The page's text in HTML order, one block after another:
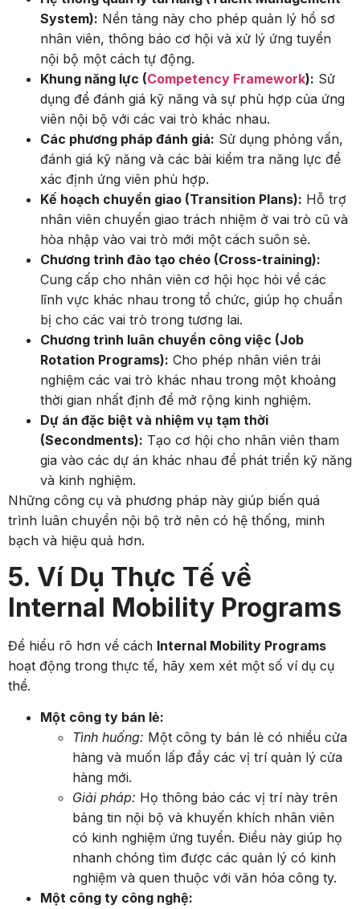
System): Nền tảng này cho phép quản lý hồ sơ
nhân viên, thông báo cơ hội và xử lý ứng tuyển
nội bộ một cách tự động.
Khung năng lực (Competency Framework): Sử
dụng để đánh giá kỹ năng và sự phù hợp của ứng
viên nội bộ với các vai trò khác nhau.
Các phương pháp đánh giá: Sử dụng phỏng vấn,
đánh giá kỹ năng và các bài kiểm tra năng lực để
xác định ứng viên phù hợp.
Kế hoạch chuyển giao (Transition Plans): Hỗ trợ
nhân viên chuyển giao trách nhiệm ở vai trò cũ và
hòa nhập vào vai trò mới một cách suôn sẻ.
Chương trình đào tạo chéo (Cross-training):
Cung cấp cho nhân viên cơ hội học hỏi về các
lĩnh vực khác nhau trong tổ chức, giúp họ chuẩn
bị cho các vai trò trong tương lai.
Chương trình luân chuyển công việc (Job
Rotation Programs): Cho phép nhân viên trải
nghiệm các vai trò khác nhau trong một khoảng
thời gian nhất định để mở rộng kinh nghiệm.
Dự án đặc biệt và nhiệm vụ tạm thời
(Secondments): Tạo cơ hội cho nhân viên tham
gia vào các dự án khác nhau để phát triển kỹ năng
và kinh nghiệm.
Những công cụ và phương pháp này giúp biến quá
trình luân chuyển nội bộ trở nên có hệ thống, minh
bạch và hiệu quả hơn.
5. Ví Dụ Thực Tế về
Internal Mobility Programs
Để hiểu rõ hơn về cách Internal Mobility Programs
hoạt động trong thực tế, hãy xem xét một số ví dụ cụ
thể.
Một công ty bán lẻ:
Tình huống: Một công ty bán lẻ có nhiều cửa
hàng và muốn lấp đầy các vị trí quản lý cửa
hàng mới.
Giải pháp: Họ thông báo các vị trí này trên
bảng tin nội bộ và khuyến khích nhân viên
có kinh nghiệm ứng tuyển. Điều này giúp họ
nhanh chóng tìm được các quản lý có kinh
nghiệm và quen thuộc với văn hóa công ty.
Một công ty công nghệ: